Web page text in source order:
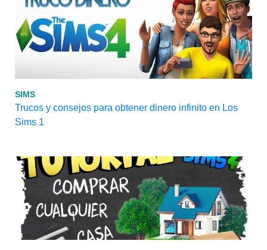
SIMS
Trucos y consejos para obtener dinero infinito en Los
Sims 1